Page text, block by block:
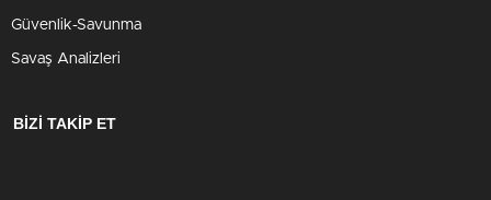
Güvenlik-Savunma
Savaş Analizleri
BİZİ TAKİP ET